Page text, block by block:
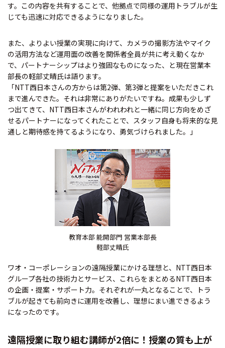
す。この内容を共有することで、他拠点で同様の運用トラブルが生
じても迅速に対応できるようになりました。
また、よりよい授業の実現に向けて、カメラの撮影方法やマイク
の活用方法など運用面の改善を関係者全員が共に考え動くなか
で、パートナーシップはより強固なものになった、と現在営業本
部長の軽部丈晴氏は語ります。
「NTT西日本さんの方からは第2弾、第3弾と提案をいただきこれ
まで進んできた。それは非常にありがたいですね。成果も少しず
つ出てきて、NTT西日本さんがわれわれと一緒に同じ方向をめざ
せるパートナーになってくれたことで、スタッフ自身も将来的な見
通しと期待感を持てるようになり、勇気づけられました。」
教育本部 能開部門 営業本部長
軽部丈晴氏
ワオ・コーポレーションの遠隔授業にかける理想と、NTT西日本
グループ各社の技術力とサービス、これらをまとめるNTT西日本
の企画・提案・サポート力。それぞれが一丸となることで、トラ
ブルが起きても前向きに運用を改善し、理想にまい進できるよう
になったのです。
遠隔授業に取り組む講師が2倍に！授業の質も上が